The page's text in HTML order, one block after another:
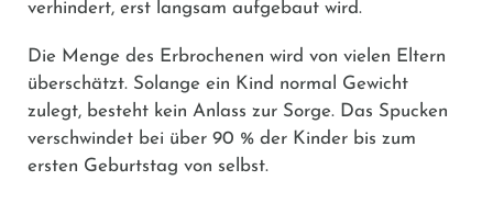
verhindert, erst langsam aufgebaut wird.
Die Menge des Erbrochenen wird von vielen Eltern
überschätzt. Solange ein Kind normal Gewicht
zulegt, besteht kein Anlass zur Sorge. Das Spucken
verschwindet bei über 90 % der Kinder bis zum
ersten Geburtstag von selbst.